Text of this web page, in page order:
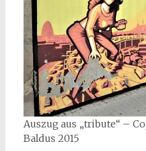
Auszug aus „tribute“ –
Baldus 2015